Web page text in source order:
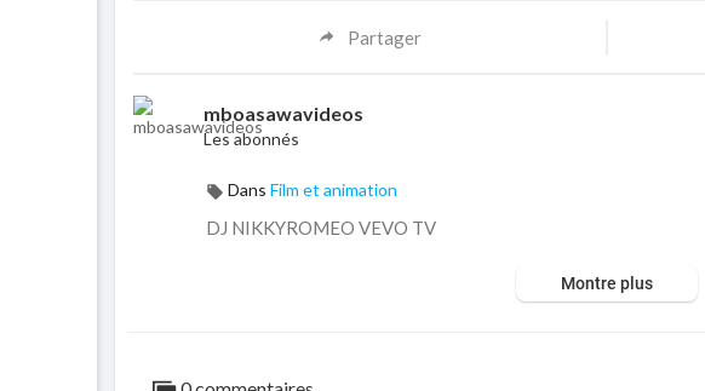
Partager
mboasawavideos
Les abonnés
Dans Film et animation
DJ NIKKYROMEO VEVO TV
Montre plus